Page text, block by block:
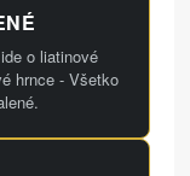
o liatinové
hrnce - Všetko